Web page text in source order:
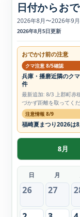
日付からお
2026年8月〜2026年9
2026年8月5日更新
おでかけ前の注意
クマ注意 8/5確認
兵庫・播磨近隣のク
件
最新追加: 8/3 上郡町赤
づかず距離を取ってくだ
注意情報 8/9
福崎夏まつり2026は
8月
日 月
26 27